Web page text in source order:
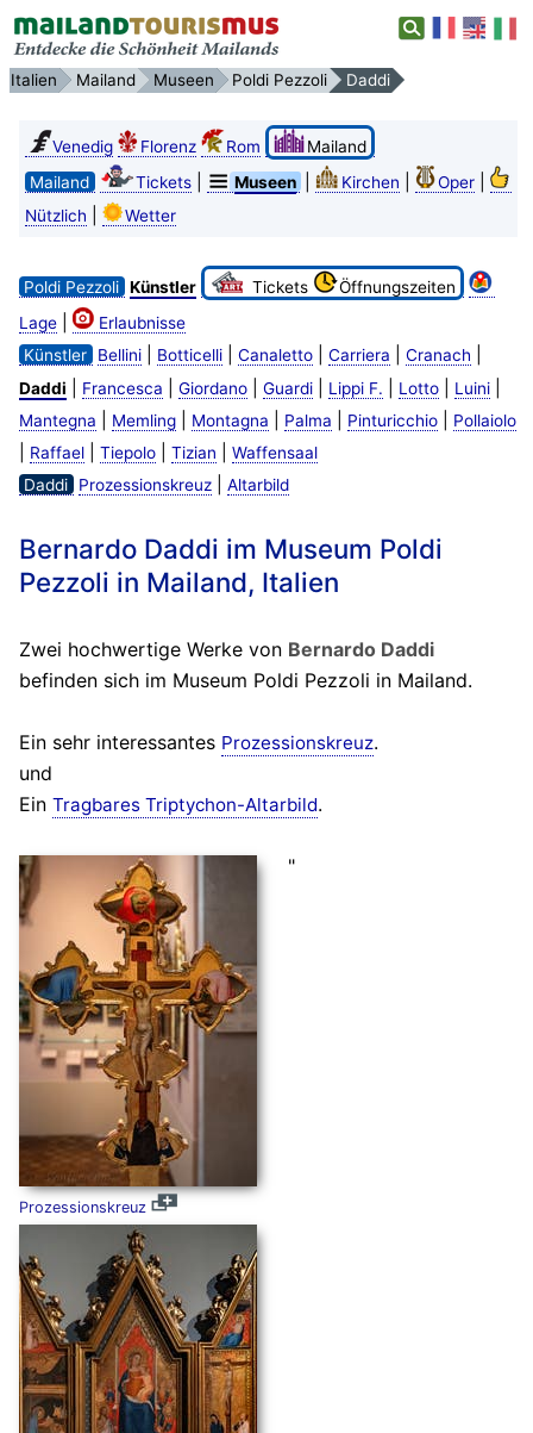
Italien Mailand Museen Poldi Pezzoli Daddi
Venedig Florenz Rom
Mailand
Mailand
Tickets| Museen Kirchen Oper|
Nützlich Wetter
Poldi Pezzoli Künstler Tickets
Öffnungszeiten
Lage|
Erlaubnisse
Künstler
Bellini| Botticelli| Canaletto| Carriera Cranach
Daddi Francesca Giordano| Guardi| Lippi F. Lotto| Luini|
Mantegna Memling| Montagna Palma Pinturicchio| Pollaiolo
Raffael| Tiepolo| Tizian
Waffensaal
Daddi
Prozessionskreuz| Altarbild
Bernardo Daddi im Museum Poldi
Pezzoli in Mailand, Italien
Zwei hochwertige Werke von Bernardo Daddi
befinden sich im Museum Poldi Pezzoli in Mailand.
Ein sehr interessantes Prozessionskreuz.
und
Ein Tragbares Triptychon-Altarbild.
Prozessionskreuz
"